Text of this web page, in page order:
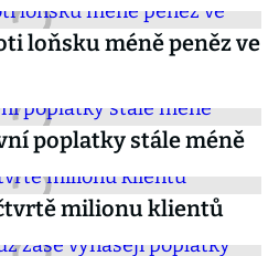
loňsku méně peněz ve
poplatky stále méně
milionu klientů